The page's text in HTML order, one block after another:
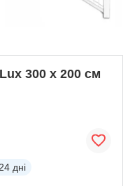
300 х 200 см
24 дні